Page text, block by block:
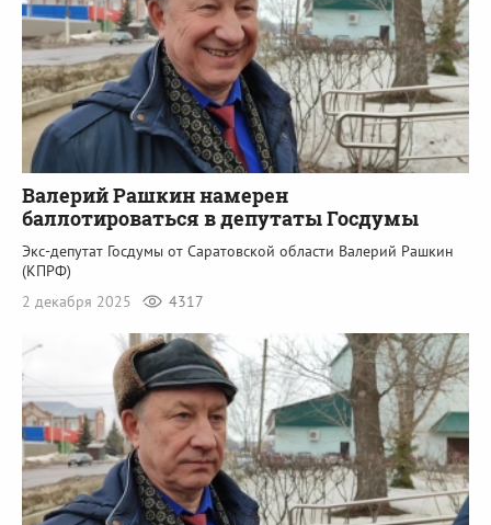
Валерий Рашкин намерен
баллотироваться в депутаты Госдумы
Экс-депутат Госдумы от Саратовской области Валерий Рашкин
(КПРФ)
2 декабря 2025
4317